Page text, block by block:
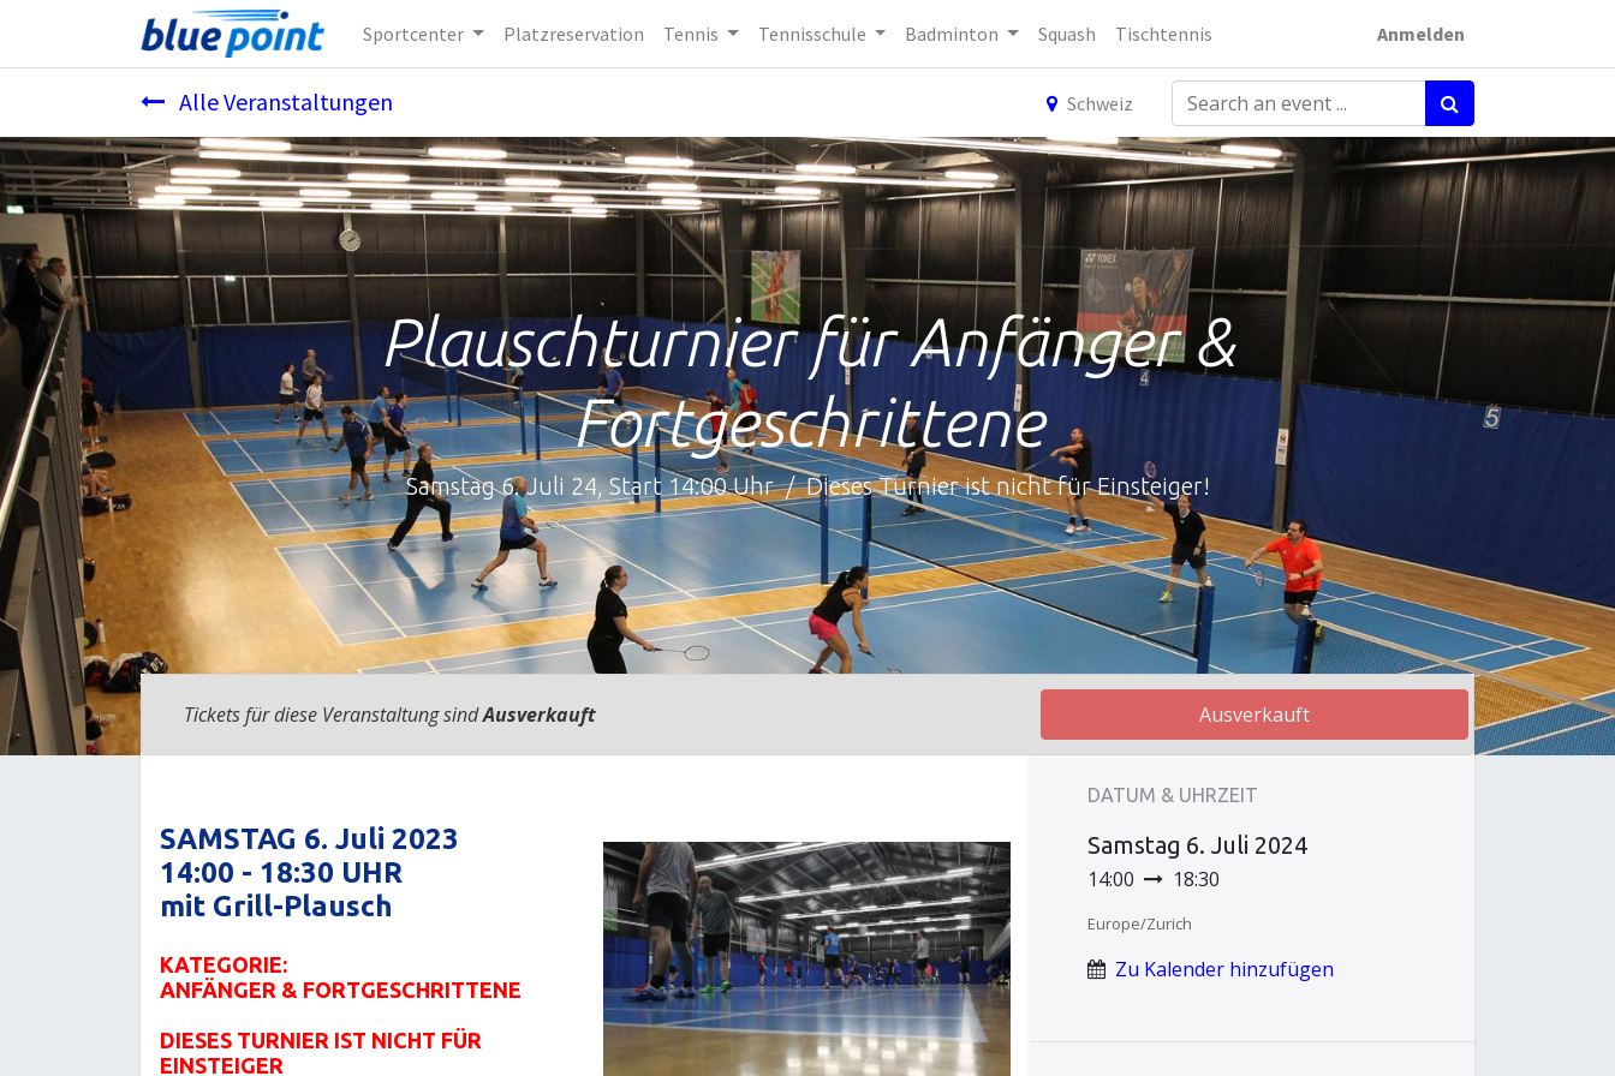
Sportcenter Platzreservation Tennis Tennisschule Badminton Squash Tischtennis Anmelden
Alle Veranstaltungen Schweiz
Plauschturnier für Anfänger &
Fortgeschrittene
Samstag 6. Juli 24, Start 14:00 Uhr / Dieses Turnier ist nicht für Einsteiger!
Tickets für diese Veranstaltung sindAusverkauft Ausverkauft
SAMSTAG 6. Juli 2023
14:00 - 18:30 UHR
mit Grill-Plausch
KATEGORIE:
ANFÄNGER & FORTGESCHRITTENE
DIESES TURNIER IST NICHT FÜR
EINSTEIGER
DATUM & UHRZEIT
Samstag 6. Juli 2024
14:00 18:30
Europe/Zurich
Zu Kalender hinzufügen